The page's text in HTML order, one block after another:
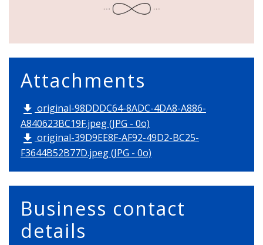
Attachments
file_download original-98DDDC64-8ADC-4DA8-A886-
A840623BC19F.jpeg (JPG - 0o)
file_download original-39D9EE8F-AF92-49D2-BC25-
F3644B52B77D.jpeg (JPG - 0o)
Business contact
details